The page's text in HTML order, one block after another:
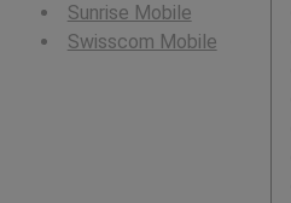
Sunrise Mobile
Swisscom Mobile